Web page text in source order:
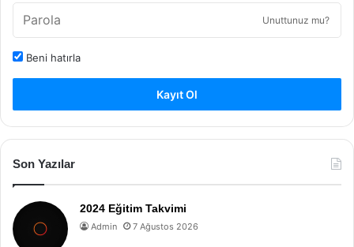
Unuttunuz mu?
Beni hatırla
Kayıt Ol
Son Yazılar
2024 Eğitim Takvimi
Admin 7 Ağustos 2026